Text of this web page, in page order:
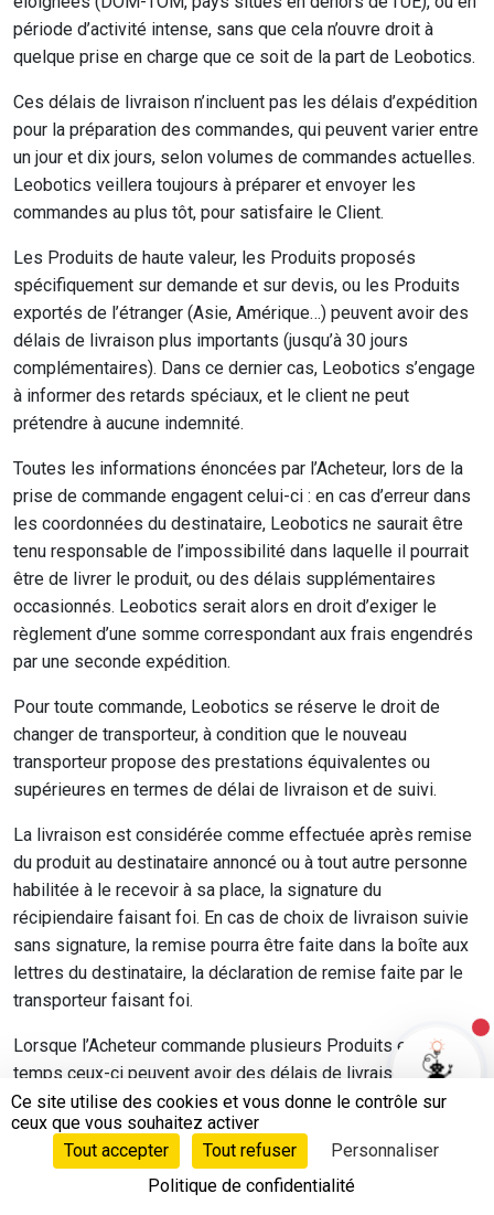
période d’activité intense, sans que cela n’ouvre droit à
quelque prise en charge que ce soit de la part de Leobotics.
Ces délais de livraison n’incluent pas les délais d’expédition
pour la préparation des commandes, qui peuvent varier entre
un jour et dix jours, selon volumes de commandes actuelles.
Leobotics veillera toujours à préparer et envoyer les
commandes au plus tôt, pour satisfaire le Client.
Les Produits de haute valeur, les Produits proposés
spécifiquement sur demande et sur devis, ou les Produits
exportés de l’étranger (Asie, Amérique…) peuvent avoir des
délais de livraison plus importants (jusqu’à 30 jours
complémentaires). Dans ce dernier cas, Leobotics s’engage
à informer des retards spéciaux, et le client ne peut
prétendre à aucune indemnité.
Toutes les informations énoncées par l’Acheteur, lors de la
prise de commande engagent celui-ci : en cas d’erreur dans
les coordonnées du destinataire, Leobotics ne saurait être
tenu responsable de l’impossibilité dans laquelle il pourrait
être de livrer le produit, ou des délais supplémentaires
occasionnés. Leobotics serait alors en droit d’exiger le
règlement d’une somme correspondant aux frais engendrés
par une seconde expédition.
Pour toute commande, Leobotics se réserve le droit de
changer de transporteur, à condition que le nouveau
transporteur propose des prestations équivalentes ou
supérieures en termes de délai de livraison et de suivi.
La livraison est considérée comme effectuée après remise
du produit au destinataire annoncé ou à tout autre personne
habilitée à le recevoir à sa place, la signature du
récipiendaire faisant foi. En cas de choix de livraison suivie
sans signature, la remise pourra être faite dans la boîte aux
lettres du destinataire, la déclaration de remise faite par le
transporteur faisant foi.
Lorsque l’Acheteur commande plusieurs Produits en même
temps ceux-ci peuvent avoir des délais de livraison
différents :
Le délai de livraison de l’ensemble des Produits est
calculé selon le délai maximal entre tous les Produits
Ce site utilise des cookies et vous donne le contrôle sur
ceux que vous souhaitez activer
Tout accepter
Tout refuser
Personnaliser
Politique de confidentialité